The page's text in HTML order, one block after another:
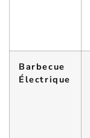
Barbecue
Électrique